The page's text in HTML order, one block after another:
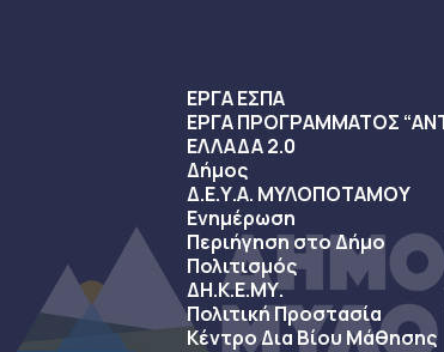
ΕΡΓΑ ΕΣΠΑ
ΕΡΓΑ ΠΡΟΓΡΑΜΜΑΤΟΣ
ΕΛΛΑΔΑ 2.0
Δήμος
Δ.Ε.Υ.Α. ΜΥΛΟΠΟΤΑΜΟΥ
Ενημέρωση
Περιήγηση στο Δήμο
Πολιτισμός
ΔΗ.Κ.Ε.ΜΥ.
Πολιτική Προστασία
Κέντρο Δια Βίου Μάθησης